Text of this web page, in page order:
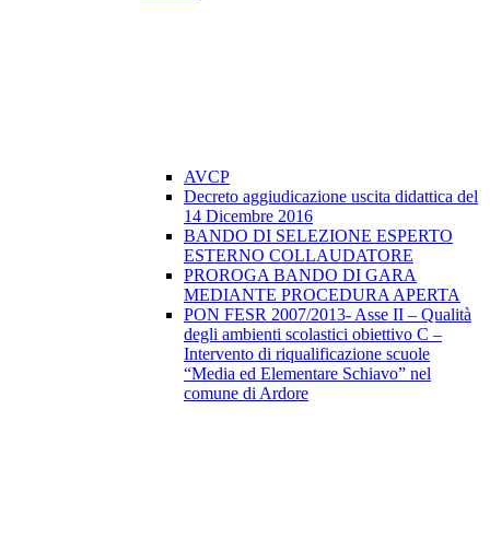
AVCP
Decreto aggiudicazione uscita didattica del
14 Dicembre 2016
BANDO DI SELEZIONE ESPERTO
ESTERNO COLLAUDATORE
PROROGA BANDO DI GARA
MEDIANTE PROCEDURA APERTA
PON FESR 2007/2013- Asse II – Qualità
degli ambienti scolastici obiettivo C –
Intervento di riqualificazione scuole
“Media ed Elementare Schiavo” nel
comune di Ardore